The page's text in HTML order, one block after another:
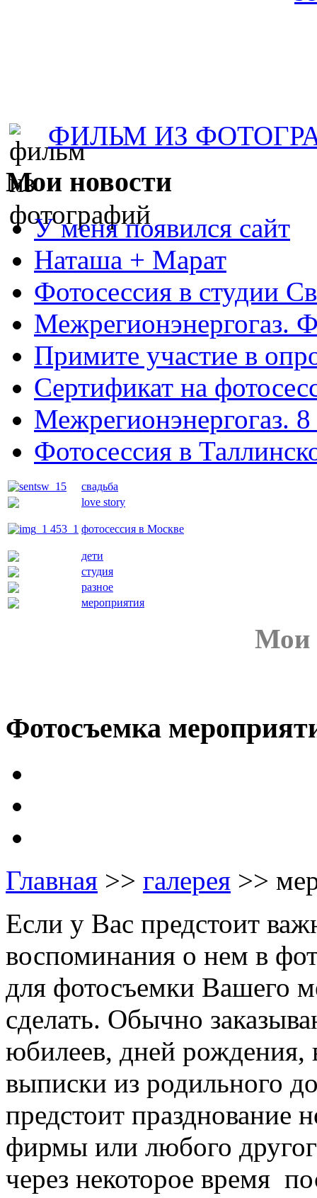
ФИЛЬМ ИЗ
Мои новости
У меня появился сайт
Наташа + Марат
Фотосессия в студии
Межрегионэнергогаз.
Примите участие в
Сертификат на
Межрегионэнергогаз.
Фотосессия в
свадьба
love story
фотосессия в Москве
дети
студия
разное
мероприятия
Мои
Фотосъемка
Главная >> галерея >>
Если у Вас предстоит
воспоминания о нем в
для фотосъемки Вашего
сделать. Обычно
юбилеев, дней рождения,
выписки из родильного
предстоит празднование
фирмы или любого
через некоторое время